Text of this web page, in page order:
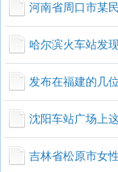
河南省周口市某
哈尔滨火车站发
发布在福建的几
沈阳车站广场上
吉林省松原市女